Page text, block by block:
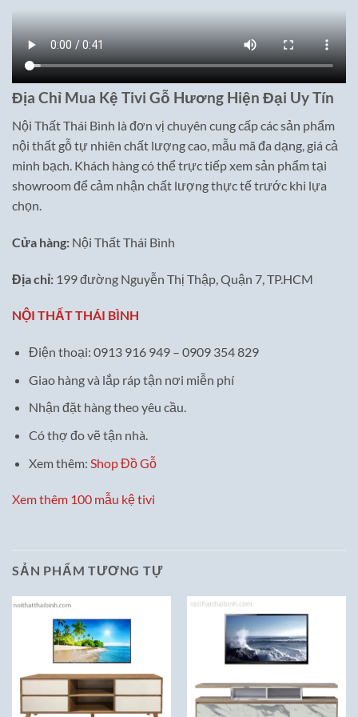
Địa Chỉ Mua Kệ Tivi Gỗ Hương Hiện Đại Uy Tín
Nội Thất Thái Bình là đơn vị chuyên cung cấp các sản phẩm
nội thất gỗ tự nhiên chất lượng cao, mẫu mã đa dạng, giá cả
minh bạch. Khách hàng có thể trực tiếp xem sản phẩm tại
showroom để cảm nhận chất lượng thực tế trước khi lựa
chọn.
Cửa hàng: Nội Thất Thái Bình
Địa chỉ: 199 đường Nguyễn Thị Thập, Quận 7, TP.HCM
NỘI THẤT THÁI BÌNH
Điện thoại: 0913 916 949 – 0909 354 829
Giao hàng và lắp ráp tận nơi miễn phí
Nhận đặt hàng theo yêu cầu.
Có thợ đo vẽ tận nhà.
Xem thêm: Shop Đồ Gỗ
Xem thêm 100 mẫu kệ tivi
SẢN PHẨM TƯƠNG TỰ